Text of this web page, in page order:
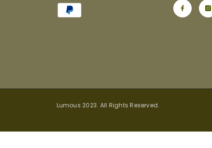
methods
Lumous 2023. All Rights Reserved.